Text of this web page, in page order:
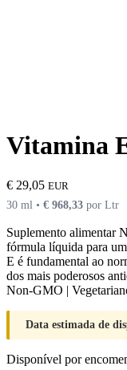
Vitamina
€ 29,05 EUR
30 ml • € 968,33 por Ltr
Suplemento alimentar
fórmula líquida para
E é fundamental ao
dos mais poderosos
Non-GMO |
Data estimada de
Disponível por